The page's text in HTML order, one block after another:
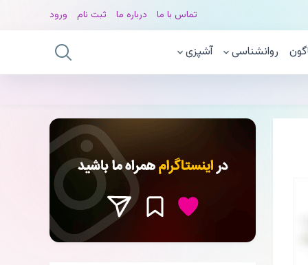
تماس با ما درباره ما ثبت نام ورود
روانشناسی آشپزی